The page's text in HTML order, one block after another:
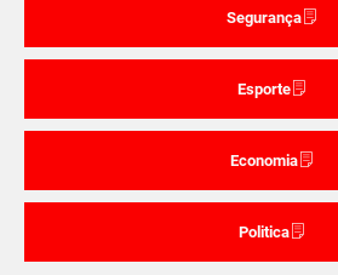
Segurança
Esporte
Economia
Politica